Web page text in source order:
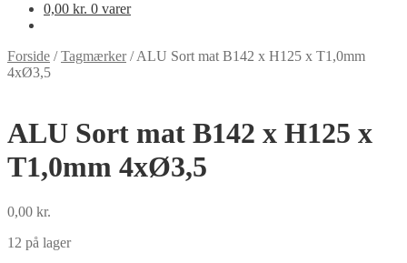
0,00 kr. 0 varer
Forside /Tagmærker/ALU Sort mat B142 x H125 x T1,0mm
4xØ3,5
ALU Sort mat B142 x H125 x
T1,0mm 4xØ3,5
0,00 kr.
12 på lager